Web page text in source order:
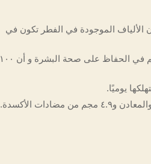
الألياف الموجودة في الفطر تكون في
أن الفطر الذي يتعرض للأشعة فوق البنفسجية طبيعيًا يحتوي على فيتامين د والذي يساهم في الحفاظ على صحة البشرة و أن ١٠٠
يوميًا.